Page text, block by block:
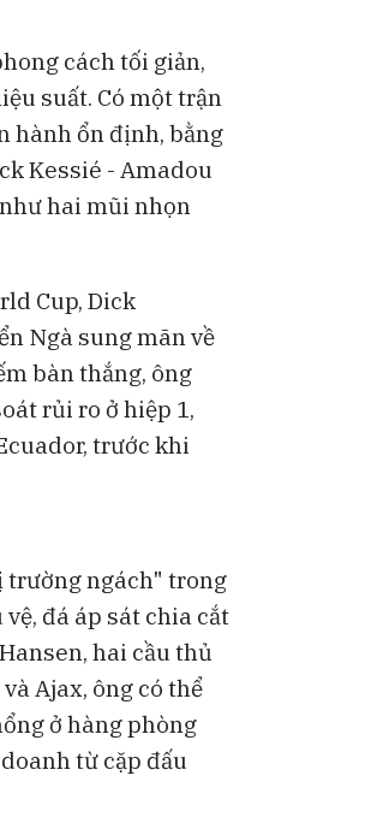
cách tối giản,
suất. Có một trận
hành ổn định, bằng
Kessié - Amadou
hai mũi nhọn
Cup, Dick
Ngà sung mãn về
bàn thắng, ông
rủi ro ở hiệp 1,
trước khi
trường ngách" trong
đá áp sát chia cắt
hai cầu thủ
Ajax, ông có thể
ở hàng phòng
từ cặp đấu